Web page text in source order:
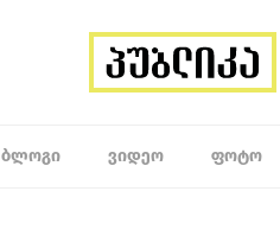
ᲑᲚᲝᲒᲘ ᲕᲘᲓᲔᲝ ᲤᲝᲢᲝ